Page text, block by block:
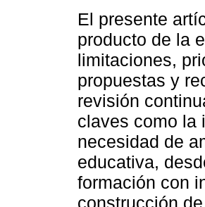
El presente
producto de la
limitaciones,
propuestas y
revisión
claves como la
necesidad de
educativa,
formación con
construcción